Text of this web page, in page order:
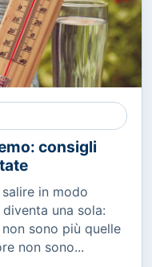
consigli
in modo
una sola:
sono più quelle
non sono...